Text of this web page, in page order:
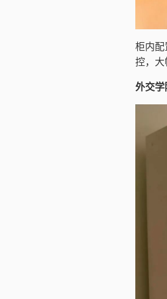
柜内
控，
外交学